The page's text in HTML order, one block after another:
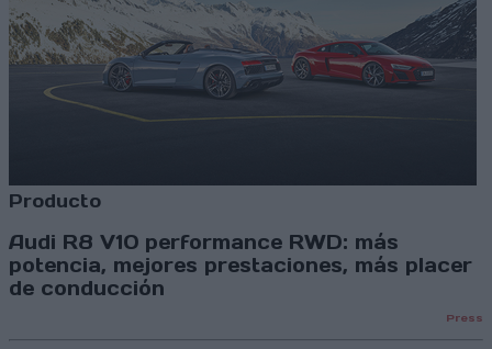
Producto
Audi R8 V10 performance RWD: más
potencia, mejores prestaciones, más placer
de conducción
Press